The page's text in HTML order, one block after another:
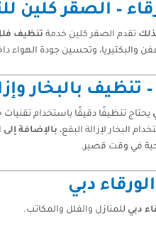
– الصقر كلين
تقدم الصقر كلين خدمة تنظيف
والبكتيريا، وتحسين جودة الهواء
بالبخار
يحتاج تنظيفًا دقيقًا باستخدام تقنيات
البخار لإزالة البقع، بالإضافة إلى
في وقت قصير.
دبي
دبي للمنازل والفلل والمكاتب.